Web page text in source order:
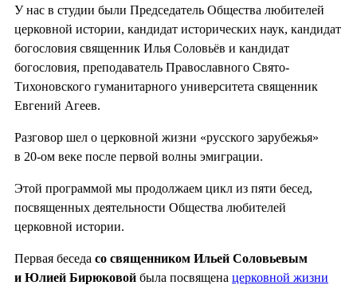
У нас в студии были Председатель Общества любителей
церковной истории, кандидат исторических наук, кандидат
богословия священник Илья Соловьёв и кандидат
богословия, преподаватель Православного Свято-
Тихоновского гуманитарного университета священник
Евгений Агеев.
Разговор шел о церковной жизни «русского зарубежья»
в 20-ом веке после первой волны эмиграции.
Этой программой мы продолжаем цикл из пяти бесед,
посвященных деятельности Общества любителей
церковной истории.
Первая беседа со священником Ильей Соловьевым
и Юлией Бирюковой была посвящена церковной жизни